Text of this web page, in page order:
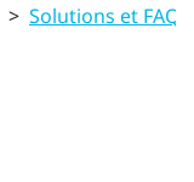
> Solutions et FAQ